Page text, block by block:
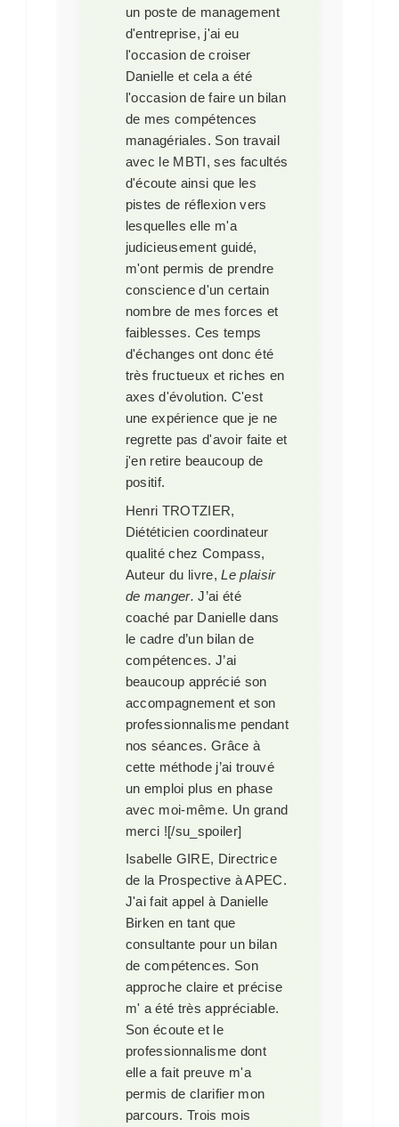
un poste de management
d'entreprise, j'ai eu
l'occasion de croiser
Danielle et cela a été
l'occasion de faire un bilan
de mes compétences
managériales. Son travail
avec le MBTI, ses facultés
d'écoute ainsi que les
pistes de réflexion vers
lesquelles elle m'a
judicieusement guidé,
m'ont permis de prendre
conscience d'un certain
nombre de mes forces et
faiblesses. Ces temps
d'échanges ont donc été
très fructueux et riches en
axes d'évolution. C'est
une expérience que je ne
regrette pas d'avoir faite et
j'en retire beaucoup de
positif.
Henri TROTZIER,
Diététicien coordinateur
qualité chez Compass,
Auteur du livre,Le plaisir
de manger.J’ai été
coaché par Danielle dans
le cadre d’un bilan de
compétences. J’ai
beaucoup apprécié son
accompagnement et son
professionnalisme pendant
nos séances. Grâce à
cette méthode j’ai trouvé
un emploi plus en phase
avec moi-même. Un grand
merci ![/su_spoiler]
Isabelle GIRE, Directrice
de la Prospective à APEC.
J'ai fait appel à Danielle
Birken en tant que
consultante pour un bilan
de compétences. Son
approche claire et précise
m' a été très appréciable.
Son écoute et le
professionnalisme dont
elle a fait preuve m'a
permis de clarifier mon
parcours. Trois mois